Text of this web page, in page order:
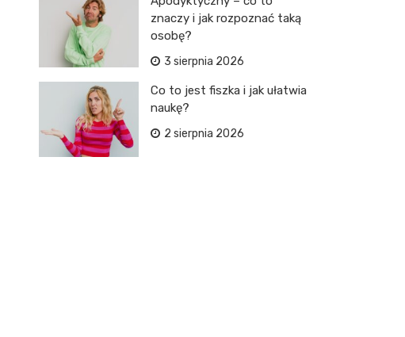
znaczy i jak rozpoznać taką
osobę?
3 sierpnia 2026
Co to jest fiszka i jak ułatwia
naukę?
2 sierpnia 2026